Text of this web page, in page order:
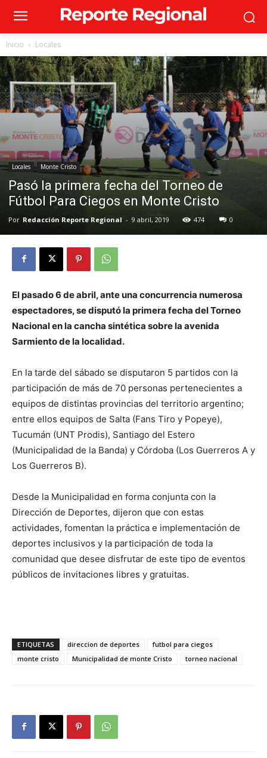
Inicio Locales
Locales Monte Cristo
Pasó la primera fecha del Torneo de
Fútbol Para Ciegos en Monte Cristo
Por Redacción Reporte Regional - 9 abril, 2019 474 0
El pasado 6 de abril, ante una concurrencia numerosa
espectadores, se disputó la primera fecha del Torneo
Nacional en la cancha sintética sobre la avenida
Sarmiento de la localidad.
En la tarde del sábado se disputaron 5 partidos con la
participación de más de 70 personas pertenecientes a
equipos de distintas provincias del territorio argentino;
entre ellos equipos de Salta (Fans Tiro y Popeye),
Tucumán (UNT Prodis), Santiago del Estero
(Municipalidad de la Banda) y Córdoba (Los Guerreros A y
Los Guerreros B).
Desde la Municipalidad en forma conjunta con la
Dirección de Deportes, dijeron que con estas
actividades, fomentan la práctica e implementación de
deportes inclusivos y la participación de toda la
comunidad que desee disfrutar de este tipo de eventos
públicos de invitaciones libres y gratuitas.
ETIQUETAS direccion de deportes
futbol para ciegos
monte cristo
Municipalidad de monte Cristo torneo nacional